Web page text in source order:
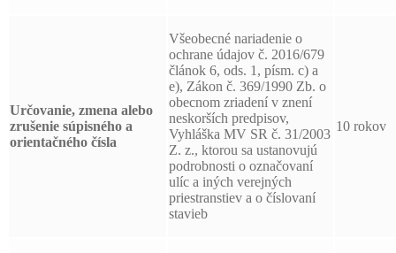
Určovanie, zmena alebo
zrušenie súpisného a
orientačného čísla
Všeobecné nariadenie o
ochrane údajov č. 2016/679
článok 6, ods. 1, písm. c) a
e), Zákon č. 369/1990 Zb. o
obecnom zriadení v znení
neskorších predpisov,
Vyhláška MV SR č. 31/2003
Z. z., ktorou sa ustanovujú
podrobnosti o označovaní
ulíc a iných verejných
priestranstiev a o číslovaní
stavieb
10 rokov